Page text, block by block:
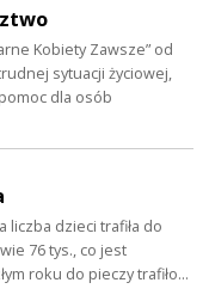
Kobiety Zawsze” od
sytuacji życiowej,
dla osób
liczba dzieci trafiła do
76 tys., co jest
roku do pieczy trafiło…